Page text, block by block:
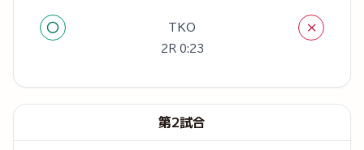
○ TKO ×
2R 0:23
第2試合